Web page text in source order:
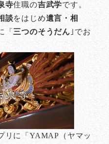
寺住職の吉武学です。
談をはじめ遺言・相
「 三つのそうだん ｣でお
リに「YAMAP（ヤマッ